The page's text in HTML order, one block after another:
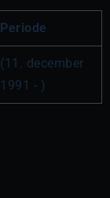
Periode
(11. december
1991 - )